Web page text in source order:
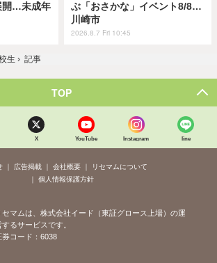
開…未成年
ぶ「おさかな」イベント8/8…
川崎市
2026.8.7 Fri 10:45
生 › 記事
TOP
X YouTube Instagram line
広告掲載 会社概要
リセマムについて
個人情報保護方針
セマムは、株式会社イード（東証グロース上場）の運
するサービスです。
券コード：6038